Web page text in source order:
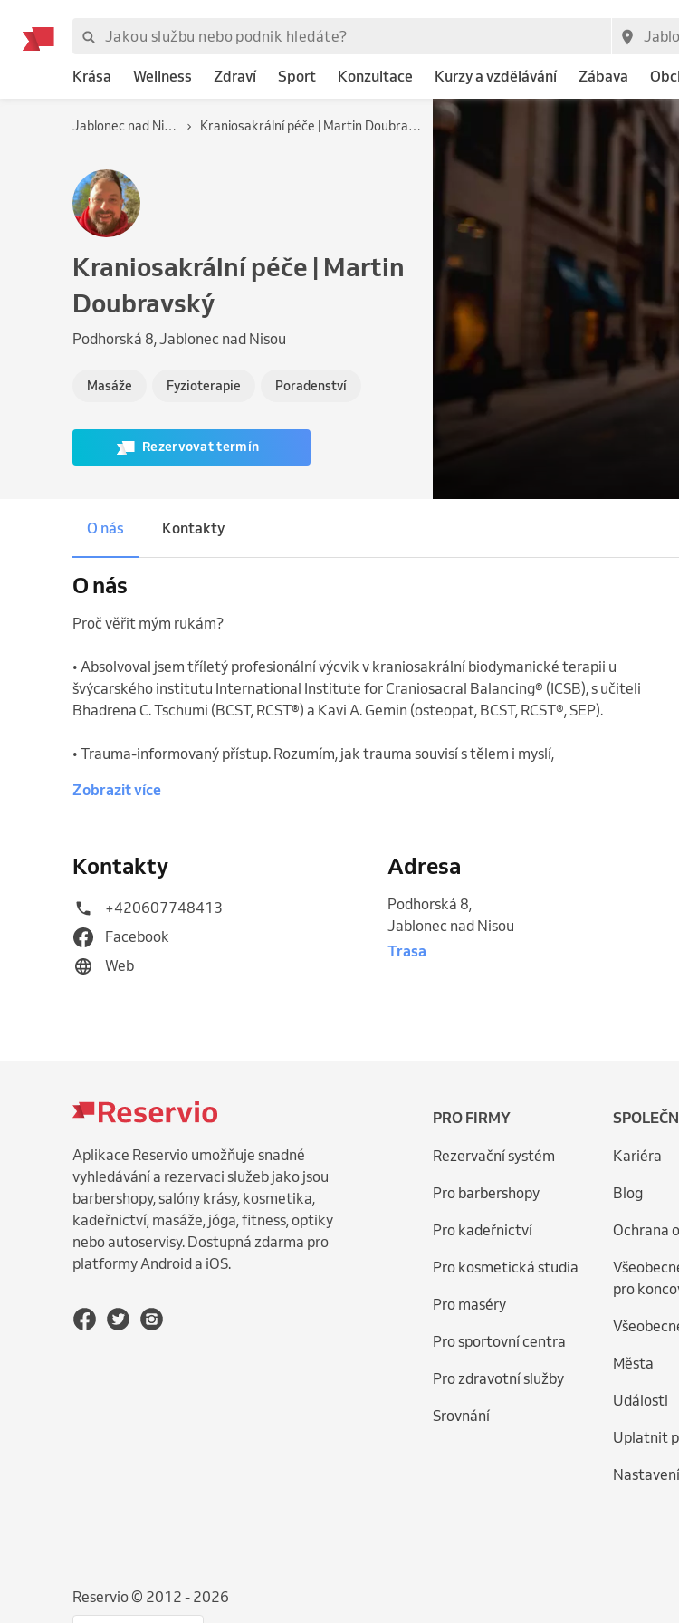
Krása Wellness Zdraví Sport Konzultace Kurzy a vzdělávání Zábava
Jablonec nad Nisou Kraniosakrální péče | Martin Doubravský
Kraniosakrální péče | Martin
Doubravský
Podhorská 8, Jablonec nad Nisou
Masáže Fyzioterapie Poradenství
Rezervovat termín
O nás Kontakty
O nás
Proč věřit mým rukám?
• Absolvoval jsem tříletý profesionální výcvik v kraniosakrální biodymanické terapii u
švýcarského institutu International Institute for Craniosacral Balancing® (ICSB), s učiteli
Bhadrena C. Tschumi (BCST, RCST®) a Kavi A. Gemin (osteopat, BCST, RCST®, SEP).
• Trauma-informovaný přístup. Rozumím, jak trauma souvisí s tělem i myslí,
Zobrazit více
Kontakty
+420607748413
Facebook
Web
Adresa
Podhorská 8,
Jablonec nad Nisou
Trasa
Aplikace Reservio umožňuje snadné
vyhledávání a rezervaci služeb jako jsou
barbershopy, salóny krásy, kosmetika,
kadeřnictví, masáže, jóga, fitness, optiky
nebo autoservisy. Dostupná zdarma pro
platformy Android a iOS.
PRO FIRMY
Rezervační systém
Pro barbershopy
Pro kadeřnictví
Pro kosmetická studia
Pro maséry
Pro sportovní centra
Pro zdravotní služby
Srovnání
Kariéra
Blog
Ochrana
pro
Města
Události
Uplatnit
Reservio © 2012 - 2026